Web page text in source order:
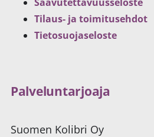
Tilaus- ja toimitusehdot
Tietosuojaseloste
Palveluntarjoaja
Suomen Kolibri Oy